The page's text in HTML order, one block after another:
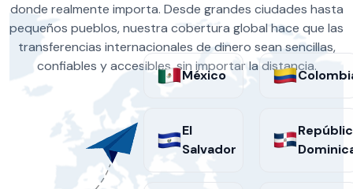
donde realmente importa. Desde grandes ciudades hasta
pequeños pueblos, nuestra cobertura global hace que las
transferencias internacionales de dinero sean sencillas,
confiables y accesibles, sin importar la distancia.
México
El
Salvador